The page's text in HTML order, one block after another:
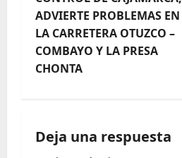
ADVIERTE PROBLEMAS EN
LA CARRETERA OTUZCO –
COMBAYO Y LA PRESA
CHONTA
Deja una respuesta